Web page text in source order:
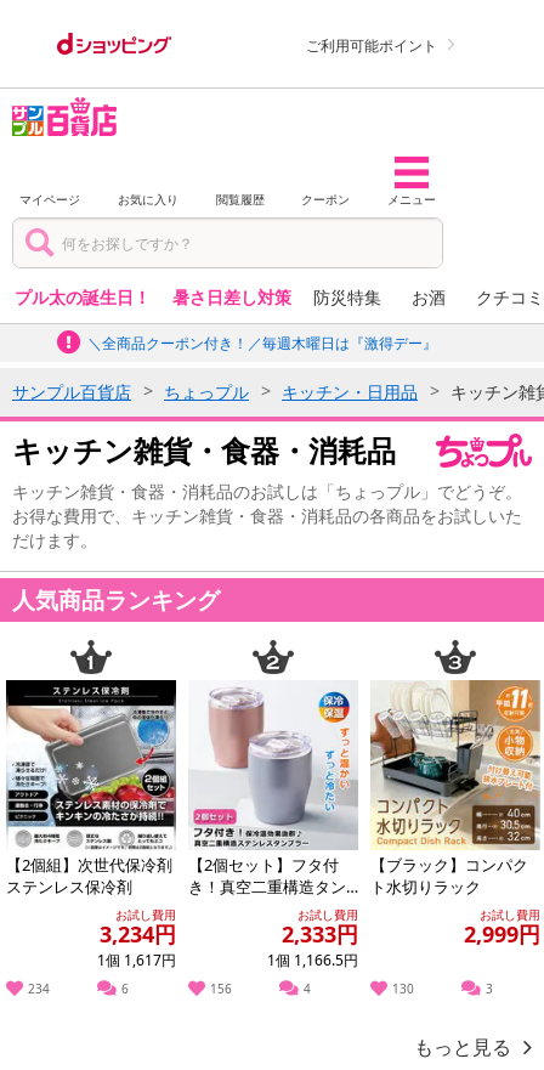
ご利用可能ポイント
マイページ お気に入り 閲覧履歴 クーポン メニュー
プル太の誕生日！ 暑さ日差し対策 防災特集 お酒 クチコ
＼全商品クーポン付き！／毎週木曜日は『激得デー』
サンプル百貨店 ちょっプル キッチン・日用品 キッチン雑
キッチン雑貨・食器・消耗品
キッチン雑貨・食器・消耗品のお試しは「ちょっプル」でどうぞ。
お得な費用で、キッチン雑貨・食器・消耗品の各商品をお試しいた
だけます。
人気商品ランキング
【2個組】次世代保冷剤
ステンレス保冷剤
お試し費用
3,234円
1個 1,617円
234 6
【2個セット】フタ付
き！真空二重構造タン
お試し費用
2,333円
1個 1,166.5円
156 4
【ブラック】コンパク
ト水切りラック
お試し費用
2,999円
130 3
もっと見る